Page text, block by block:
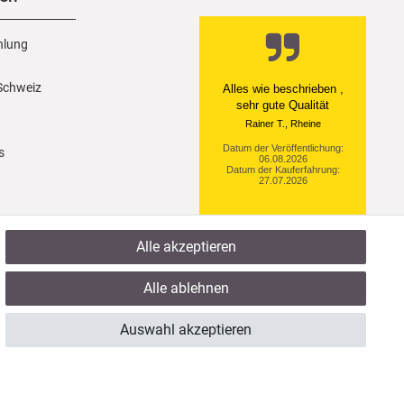
Ein einfach toller Service
- prompte Lieferung und
sogar mit Pflegehinweis!
Datum der Veröffentlichung:
05.08.2026
Datum der Kauferfahrung:
29.07.2026
922 Bewertungen
Alle akzeptieren
Alle ablehnen
Auswahl akzeptieren